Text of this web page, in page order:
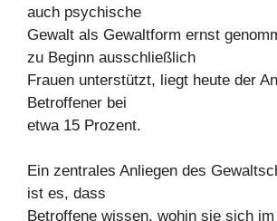
auch psychische
Gewalt als Gewaltform ernst
zu Beginn ausschließlich
Frauen unterstützt, liegt heute der
Betroffener bei
etwa 15 Prozent.
Ein zentrales Anliegen des
ist es, dass
Betroffene wissen, wohin sie sich